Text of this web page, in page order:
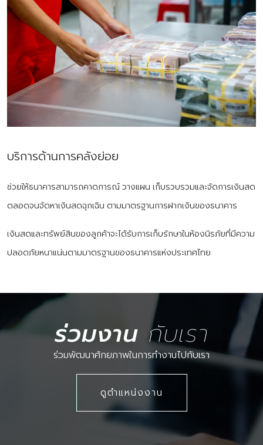
บริการด้านการคลังย่อย
ช่วยให้ธนาคารสามารถคาดการณ์ วางแผน เก็บรวบรวมและจัดการเงินสด
ตลอดจนจัดหาเงินสดฉุกเฉิน ตามมาตรฐานการฝากเงินของธนาคาร
เงินสดและทรัพย์สินของลูกค้าจะได้รับการเก็บรักษาในห้องนิรภัยที่มีความ
ปลอดภัยหนาแน่นตามมาตรฐานของธนาคารแห่งประเทศไทย
ร่วมงาน กับเรา
ร่วมพัฒนาศักยภาพในการทำงานไปกับเรา
ดูตำแหน่งงาน